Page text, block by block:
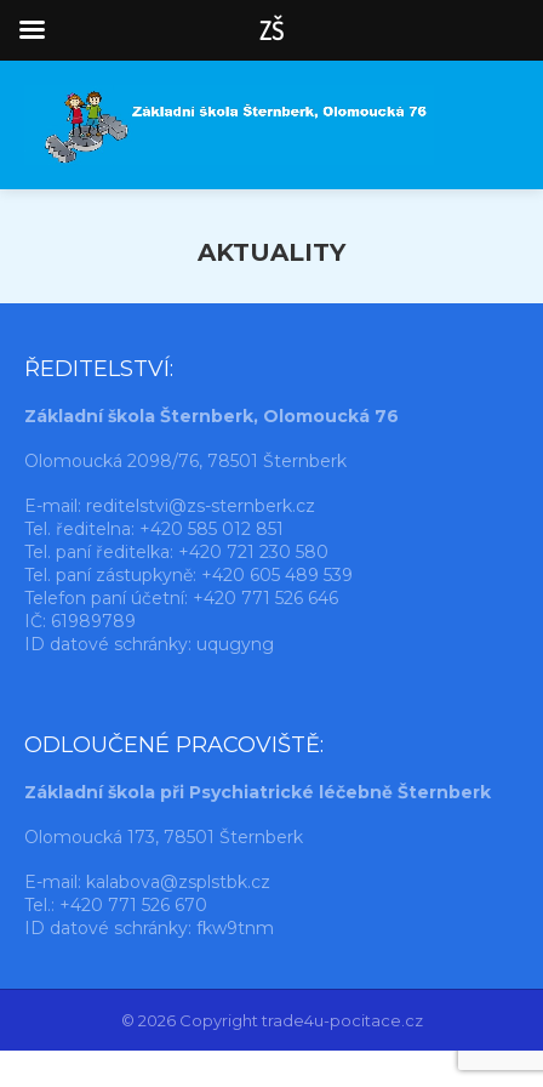
AKTUALITY
ŘEDITELSTVÍ:
Základní škola Šternberk, Olomoucká 76
Olomoucká 2098/76, 78501 Šternberk
E-mail: reditelstvi@zs-sternberk.cz
Tel. ředitelna: +420 585 012 851
Tel. paní ředitelka: +420 721 230 580
Tel. paní zástupkyně: +420 605 489 539
Telefon paní účetní: +420 771 526 646
IČ: 61989789
ID datové schránky: uqugyng
ODLOUČENÉ PRACOVIŠTĚ:
Základní škola při Psychiatrické léčebně Šternberk
Olomoucká 173, 78501 Šternberk
E-mail: kalabova@zsplstbk.cz
Tel.: +420 771 526 670
ID datové schránky: fkw9tnm
© 2026 Copyright trade4u-pocitace.cz
ZŠ